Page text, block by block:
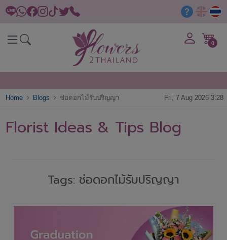
0
Home Blogs ช่อดอกไม้รับปริญญา Fri, 7 Aug 2026 3:28
Florist Ideas & Tips Blog
Tags: ช่อดอกไม้รับปริญญา